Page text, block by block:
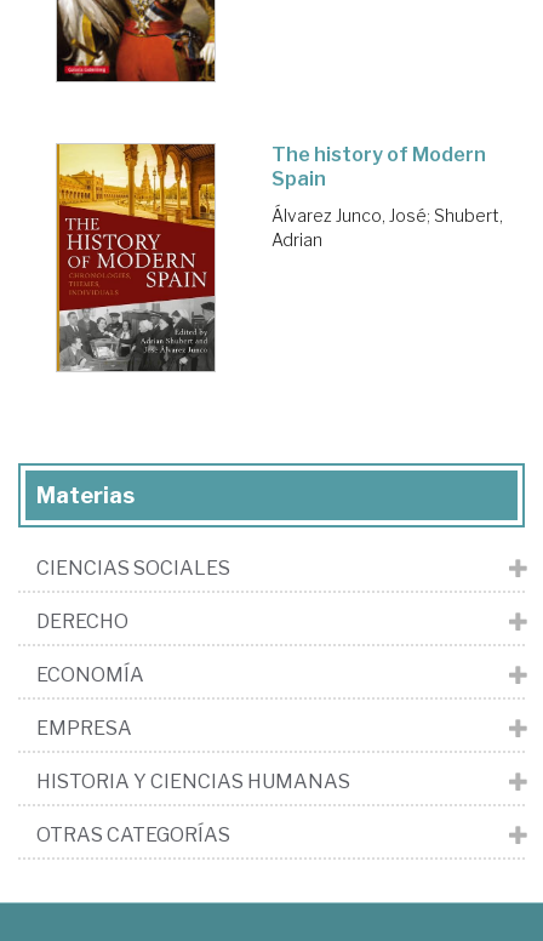
The history of Modern
Spain
Álvarez Junco, José; Shubert,
Adrian
Materias
CIENCIAS SOCIALES
DERECHO
ECONOMÍA
EMPRESA
HISTORIA Y CIENCIAS HUMANAS
OTRAS CATEGORÍAS